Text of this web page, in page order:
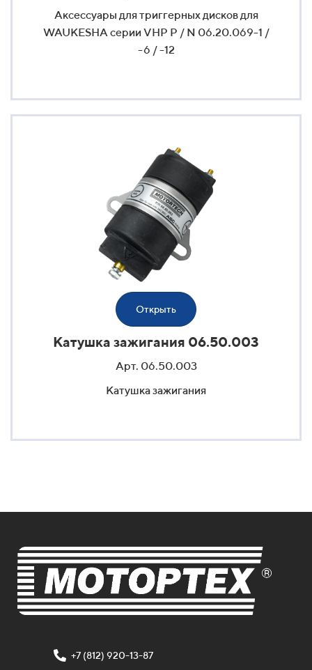
Аксессуары для триггерных дисков для
WAUKESHA серии VHP P / N 06.20.069-1 /
-6 / -12
Открыть
Катушка зажигания 06.50.003
Арт. 06.50.003
Катушка зажигания
+7 (812) 920-13-87